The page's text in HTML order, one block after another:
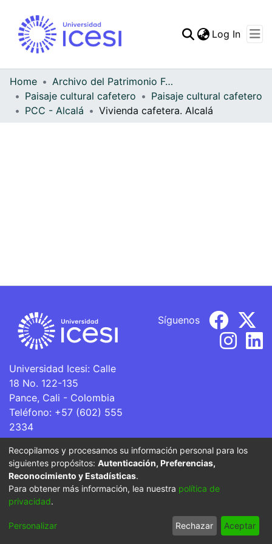
Statistics
Log In
Home
Archivo del Patrimonio Fotográfico y Fílmico del Valle del Cauca
Paisaje cultural cafetero
Paisaje cultural cafetero
PCC - Alcalá
Vivienda cafetera. Alcalá
Universidad Icesi: Calle
18 No. 122-135
Pance, Cali - Colombia
Teléfono: +57 (602) 555
2334
ventanillaunica@icesi.edu.co
Síguenos
La Universidad Icesi es una Institución de Educación
Superior que se encuentra sujeta a inspección y vigilancia
por parte del Ministerio de Educación Nacional.
Cookie
End User
Agreement
Send
Feedback
Recopilamos y procesamos su información personal para los
siguientes propósitos: Autenticación, Preferencias,
Reconocimiento y Estadísticas.
Para obtener más información, lea nuestra política de
privacidad.
Personalizar Rechazar Aceptar